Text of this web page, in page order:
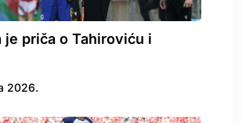
je priča o Tahiroviću i
2026.